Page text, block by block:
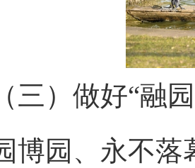
）做好“融园”
博园、永不落